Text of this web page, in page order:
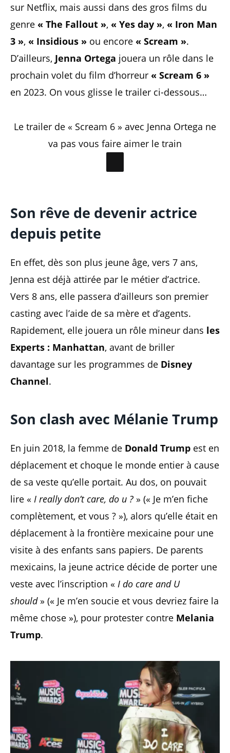
sur Netflix, mais aussi dans des gros films du
genre « The Fallout », « Yes day », « Iron Man
3 », « Insidious » ou encore « Scream ».
D’ailleurs, Jenna Ortega jouera un rôle dans le
prochain volet du film d’horreur « Scream 6 »
en 2023. On vous glisse le trailer ci-dessous…
Le trailer de « Scream 6 » avec Jenna Ortega ne
va pas vous faire aimer le train
Son rêve de devenir actrice
depuis petite
En effet, dès son plus jeune âge, vers 7 ans,
Jenna est déjà attirée par le métier d’actrice.
Vers 8 ans, elle passera d’ailleurs son premier
casting avec l’aide de sa mère et d’agents.
Rapidement, elle jouera un rôle mineur dans les
Experts : Manhattan, avant de briller
davantage sur les programmes de Disney
Channel.
Son clash avec Mélanie Trump
En juin 2018, la femme de Donald Trump est en
déplacement et choque le monde entier à cause
de sa veste qu’elle portait. Au dos, on pouvait
lire « I really don’t care, do u ? » (« Je m’en fiche
complètement, et vous ? »), alors qu’elle était en
déplacement à la frontière mexicaine pour une
visite à des enfants sans papiers. De parents
mexicains, la jeune actrice décide de porter une
veste avec l’inscription « I do care and U
should» (« Je m’en soucie et vous devriez faire la
même chose »), pour protester contre Melania
Trump.